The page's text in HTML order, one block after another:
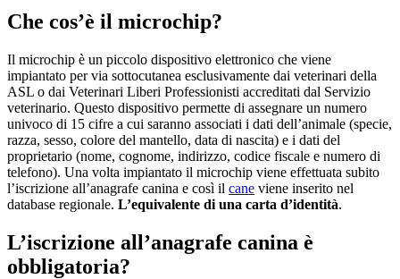
Che cos’è il microchip?
Il microchip è un piccolo dispositivo elettronico che viene
impiantato per via sottocutanea esclusivamente dai veterinari della
ASL o dai Veterinari Liberi Professionisti accreditati dal Servizio
veterinario. Questo dispositivo permette di assegnare un numero
univoco di 15 cifre a cui saranno associati i dati dell’animale (specie,
razza, sesso, colore del mantello, data di nascita) e i dati del
proprietario (nome, cognome, indirizzo, codice fiscale e numero di
telefono). Una volta impiantato il microchip viene effettuata subito
l’iscrizione all’anagrafe canina e così il cane viene inserito nel
database regionale. L’equivalente di una carta d’identità.
L’iscrizione all’anagrafe canina è
obbligatoria?